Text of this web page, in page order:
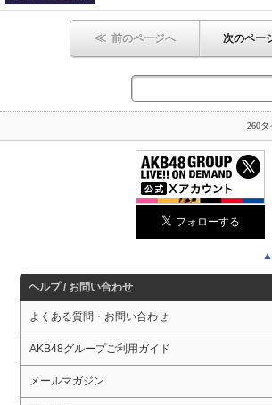
≪ 前のページへ 次のペー
260
▲
ヘルプ / お問い合わせ
よくある質問・お問い合わせ
AKB48グループご利用ガイド
メールマガジン